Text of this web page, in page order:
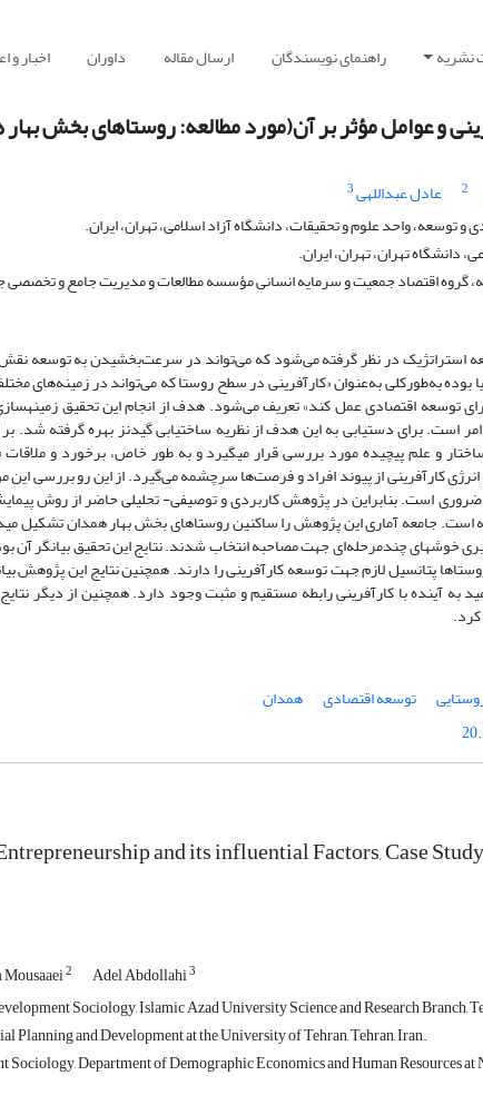
نشریه راهنمای نویسندگان ارسال مقاله داوران اخبار و
و عوامل مؤثر بر آن(مورد مطالعه: روستاهای بخش
2 عادل عبداللهی3
واحد علوم و تحقیقات، دانشگاه آزاد اسلامی، تهران، ایران.
دانشگاه تهران، تهران، ایران.
گروه اقتصاد جمعیت و سرمایه انسانی مؤسسه مطالعات و مدیریت جامع و تخصصی
استراتژیک در نظر گرفته می‌شود که می‌تواند در سرعت‌بخشیدن به توسعه نقش
بوده به‌طورکلی به‌عنوان «کارآفرینی در سطح روستا که می‌تواند در زمینه‌های
توسعه اقتصادی عمل کند» تعریف می‌شود. هدف از انجام این تحقیق
امر است. برای دستیابی به این هدف از نظریه ساخت­یابی گیدنز بهره گرفته شد.
و علم پیچیده مورد بررسی قرار می­گیرد و به طور خاص، برخورد و ملاقات
کارآفرینی از پیوند افراد و فرصت‌ها سرچشمه می‌گیرد. از این رو بررسی
است. بنابراین در پژوهش کاربردی و توصیفی- تحلیلی حاضر از روش
خوشه­ای چندمرحله‌ای جهت مصاحبه انتخاب شدند. نتایج این تحقیق بیانگر آن
پتانسیل لازم جهت توسعه کارآفرینی را دارند. همچنین نتایج این پژوهش
توسعه اقتصادی
همدان
and its influential Factors, Case
2 Adel Abdollahi3
Sociology, Islamic Azad University Science and Research Branch,
Planning and Development at the University of Tehran, Tehran, Iran.
Sociology, Department of Demographic Economics and Human Resources